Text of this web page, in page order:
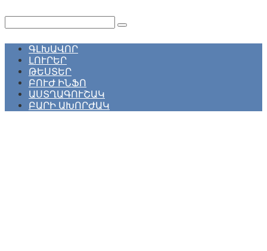
контенту
ԳԼԽԱՎՈՐ
ԼՈՒՐԵՐ
ԹԵՍՏԵՐ
ԲՈՒԺ ԻՆՖՈ
ԱՍՏՂԱԳՈՒՇԱԿ
ԲԱՐԻ ԱԽՈՐԺԱԿ